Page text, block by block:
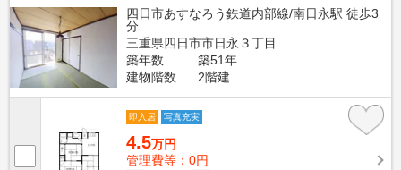
四日市あすなろう鉄道内部線/南日永駅 徒歩3
分
三重県四日市市日永３丁目
築年数
築51年
建物階数
2階建
即入居 写真充実
4.5万円
管理費等：0円